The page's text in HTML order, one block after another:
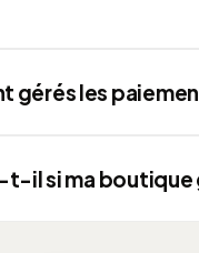
conservant votre
gérés les
site), en HTTPS
t-il si ma boutique